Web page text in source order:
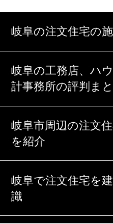
岐阜の注文住宅の
岐阜の工務店、ハ
計事務所の評判ま
岐阜市周辺の注文
を紹介
岐阜で注文住宅を
識